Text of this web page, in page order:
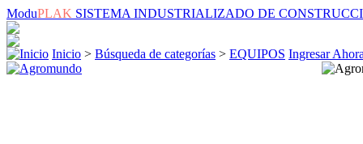
ModuPLAK SISTEMA INDUSTRIALIZADO DE
Inicio > Búsqueda de categorías > EQUIPOS Ingresar